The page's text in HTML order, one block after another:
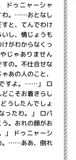
ドゥニャーシャ
わ。……おとなし
と、てんでわけ
し、情じょうも
がわからなくっ
じゃありません
の。不仕合せな
あの人のこと、
ですよ。……」 ロ
こそお着きらし
うしたんでしょ
ったわ。」 ロパ
。おれの顔がお
」 ドゥニャーシ
。……ああ、倒れ